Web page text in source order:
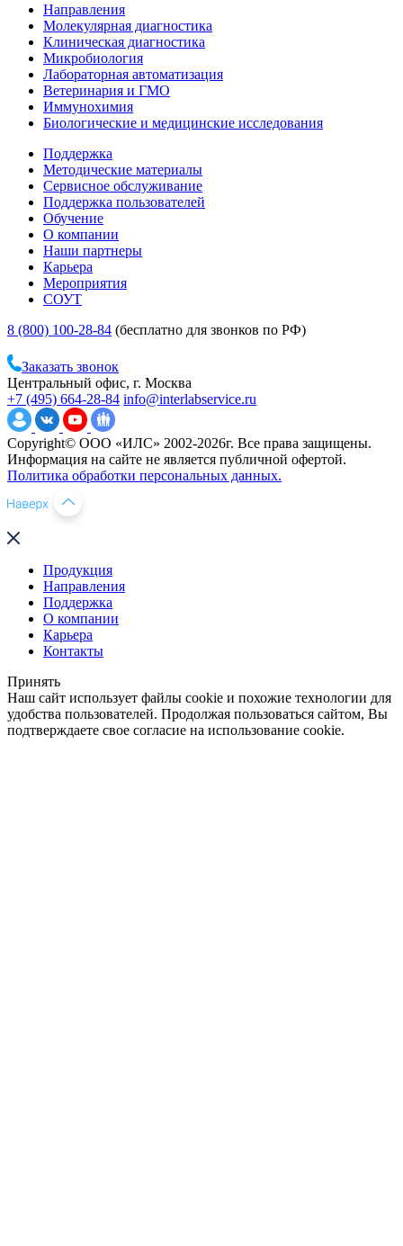
Направления
Молекулярная диагностика
Клиническая диагностика
Микробиология
Лабораторная автоматизация
Ветеринария и ГМО
Иммунохимия
Биологические и медицинские исследования
Поддержка
Методические материалы
Сервисное обслуживание
Поддержка пользователей
Обучение
О компании
Наши партнеры
Карьера
Мероприятия
СОУТ
8 (800) 100-28-84 (бесплатно для звонков по РФ)
Заказать звонок
Центральный офис, г. Москва
+7 (495) 664-28-84 info@interlabservice.ru
Copyright© ООО «ИЛС» 2002-2026г. Все права защищены.
Информация на сайте не является публичной офертой.
Политика обработки персональных данных.
Продукция
Направления
Поддержка
О компании
Карьера
Контакты
Принять
Наш сайт использует файлы cookie и похожие технологии для
удобства пользователей. Продолжая пользоваться сайтом, Вы
подтверждаете свое согласие на использование cookie.